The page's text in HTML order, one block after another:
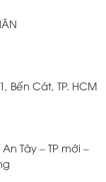
Bến Cát, TP. HCM
Tây – TP mới –